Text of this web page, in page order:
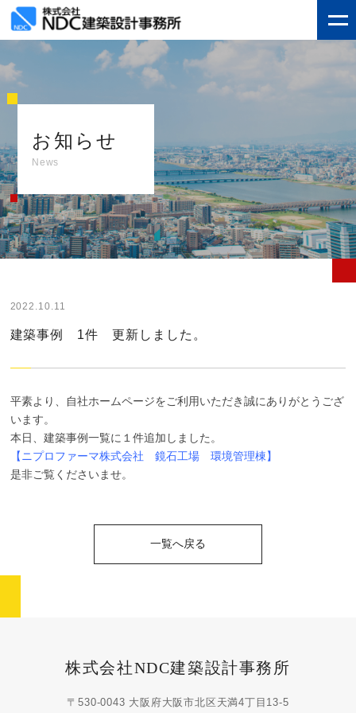
お知らせ
News
2022.10.11
建築事例 1件 更新しました。
平素より、自社ホームページをご利用いただき誠にありがとうござ
います。
本日、建築事例一覧に１件追加しました。
【ニプロファーマ株式会社 鏡石工場 環境管理棟】
是非ご覧くださいませ。
一覧へ戻る
株式会社NDC建築設計事務所
〒530-0043 大阪府大阪市北区天満4丁目13-5